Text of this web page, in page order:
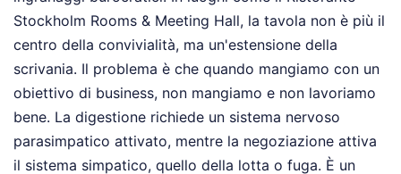
Stockholm Rooms & Meeting Hall, la tavola non è più il
centro della convivialità, ma un'estensione della
scrivania. Il problema è che quando mangiamo con un
obiettivo di business, non mangiamo e non lavoriamo
bene. La digestione richiede un sistema nervoso
parasimpatico attivato, mentre la negoziazione attiva
il sistema simpatico, quello della lotta o fuga. È un